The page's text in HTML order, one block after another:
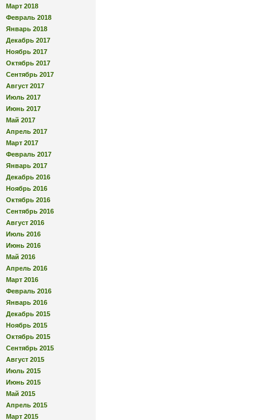
Март 2018
Февраль 2018
Январь 2018
Декабрь 2017
Ноябрь 2017
Октябрь 2017
Сентябрь 2017
Август 2017
Июль 2017
Июнь 2017
Май 2017
Апрель 2017
Март 2017
Февраль 2017
Январь 2017
Декабрь 2016
Ноябрь 2016
Октябрь 2016
Сентябрь 2016
Август 2016
Июль 2016
Июнь 2016
Май 2016
Апрель 2016
Март 2016
Февраль 2016
Январь 2016
Декабрь 2015
Ноябрь 2015
Октябрь 2015
Сентябрь 2015
Август 2015
Июль 2015
Июнь 2015
Май 2015
Апрель 2015
Март 2015